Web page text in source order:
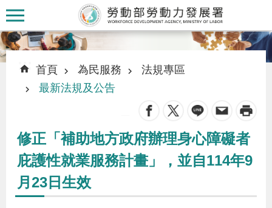
跳到主要內容區塊
認
識
本
署
:::
::: 首頁 為民服務
法規專區
最新法規及公告
修正「補助地方政府辦理身心障礙者
庇護性就業服務計畫」，並自114年9
月23日生效